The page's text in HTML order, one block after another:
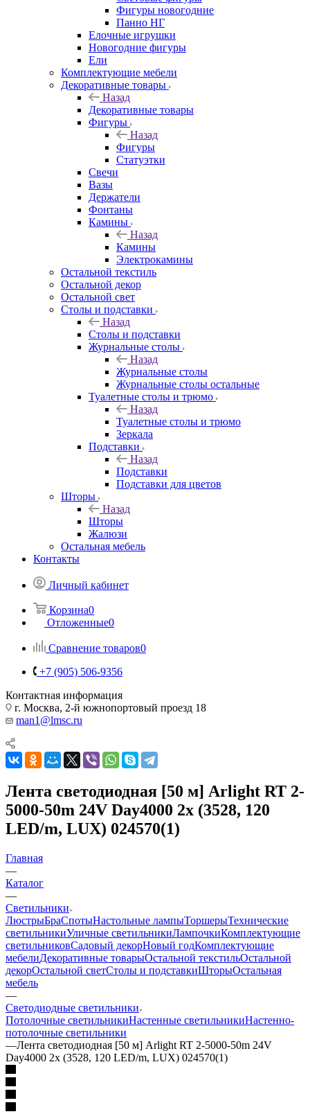
Фигуры новогодние
Панно НГ
Елочные игрушки
Новогодние фигуры
Ели
Комплектующие мебели
Декоративные товары
Назад
Декоративные товары
Фигуры
Назад
Фигуры
Статуэтки
Свечи
Вазы
Держатели
Фонтаны
Камины
Назад
Камины
Электрокамины
Остальной текстиль
Остальной декор
Остальной свет
Столы и подставки
Назад
Столы и подставки
Журнальные столы
Назад
Журнальные столы
Журнальные столы остальные
Туалетные столы и трюмо
Назад
Туалетные столы и трюмо
Зеркала
Подставки
Назад
Подставки
Подставки для цветов
Шторы
Назад
Шторы
Жалюзи
Остальная мебель
Контакты
Личный кабинет
Корзина0
Отложенные0
Сравнение товаров0
+7 (905) 506-9356
Контактная информация
г. Москва, 2-й южнопортовый проезд 18
man1@lmsc.ru
Лента светодиодная [50 м] Arlight RT 2-
5000-50m 24V Day4000 2x (3528, 120
LED/m, LUX) 024570(1)
Главная
—
Каталог
—
Светильники
ЛюстрыБраСпотыНастольные лампыТоршерыТехнические
светильникиУличные светильникиЛампочкиКомплектующие
светильниковСадовый декорНовый годКомплектующие
мебелиДекоративные товарыОстальной текстильОстальной
декорОстальной светСтолы и подставкиШторыОстальная
мебель
—
Светодиодные светильники
Потолочные светильникиНастенные светильникиНастенно-
потолочные светильники
—Лента светодиодная [50 м] Arlight RT 2-5000-50m 24V
Day4000 2x (3528, 120 LED/m, LUX) 024570(1)